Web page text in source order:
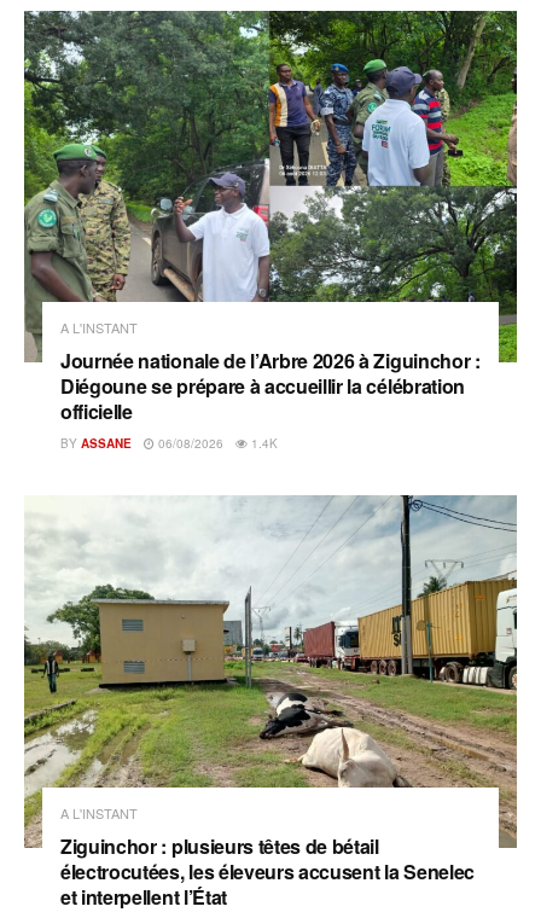
A L'INSTANT
Journée nationale de l’Arbre 2026 à Ziguinchor :
Diégoune se prépare à accueillir la célébration
officielle
BY ASSANE 06/08/2026 1.4K
A L'INSTANT
Ziguinchor : plusieurs têtes de bétail
électrocutées, les éleveurs accusent la Senelec
et interpellent l’État